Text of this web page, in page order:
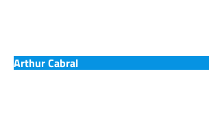
Arthur Cabral